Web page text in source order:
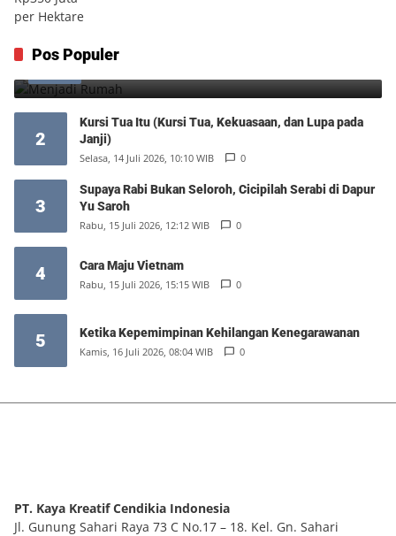
Pos Populer
1 Menjadi Rumah
2
Kursi Tua Itu (Kursi Tua, Kekuasaan, dan Lupa pada
Janji)
Selasa, 14 Juli 2026, 10:10 WIB 0
3
Supaya Rabi Bukan Seloroh, Cicipilah Serabi di Dapur
Yu Saroh
Rabu, 15 Juli 2026, 12:12 WIB 0
4 Cara Maju Vietnam
Rabu, 15 Juli 2026, 15:15 WIB 0
5 Ketika Kepemimpinan Kehilangan Kenegarawanan
Kamis, 16 Juli 2026, 08:04 WIB 0
PT. Kaya Kreatif Cendikia Indonesia
Jl. Gunung Sahari Raya 73 C No.17 – 18. Kel. Gn. Sahari